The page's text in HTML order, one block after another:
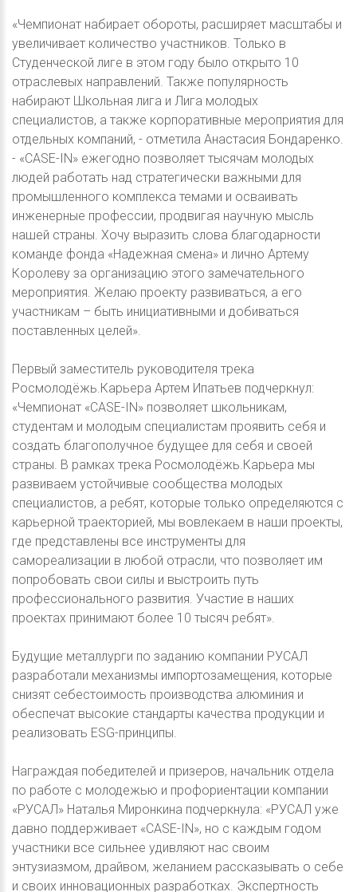
«Чемпионат набирает обороты, расширяет масштабы и
увеличивает количество участников. Только в
Студенческой лиге в этом году было открыто 10
отраслевых направлений. Также популярность
набирают Школьная лига и Лига молодых
специалистов, а также корпоративные мероприятия для
отдельных компаний, - отметила Анастасия Бондаренко.
- «CASE-IN» ежегодно позволяет тысячам молодых
людей работать над стратегически важными для
промышленного комплекса темами и осваивать
инженерные профессии, продвигая научную мысль
нашей страны. Хочу выразить слова благодарности
команде фонда «Надежная смена» и лично Артему
Королеву за организацию этого замечательного
мероприятия. Желаю проекту развиваться, а его
участникам – быть инициативными и добиваться
поставленных целей».
Первый заместитель руководителя трека
Росмолодёжь.Карьера Артем Ипатьев подчеркнул:
«Чемпионат «CASE-IN» позволяет школьникам,
студентам и молодым специалистам проявить себя и
создать благополучное будущее для себя и своей
страны. В рамках трека Росмолодёжь.Карьера мы
развиваем устойчивые сообщества молодых
специалистов, а ребят, которые только определяются с
карьерной траекторией, мы вовлекаем в наши проекты,
где представлены все инструменты для
самореализации в любой отрасли, что позволяет им
попробовать свои силы и выстроить путь
профессионального развития. Участие в наших
проектах принимают более 10 тысяч ребят».
Будущие металлурги по заданию компании РУСАЛ
разработали механизмы импортозамещения, которые
снизят себестоимость производства алюминия и
обеспечат высокие стандарты качества продукции и
реализовать ESG-принципы.
Награждая победителей и призеров, начальник отдела
по работе с молодежью и профориентации компании
«РУСАЛ» Наталья Миронкина подчеркнула: «РУСАЛ уже
давно поддерживает «CASE-IN», но с каждым годом
участники все сильнее удивляют нас своим
энтузиазмом, драйвом, желанием рассказывать о себе
и своих инновационных разработках. Экспертность